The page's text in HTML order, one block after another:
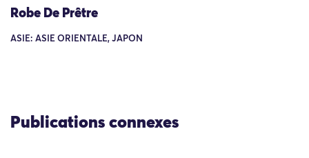
Robe De Prêtre
ASIE: ASIE ORIENTALE, JAPON
Publications connexes